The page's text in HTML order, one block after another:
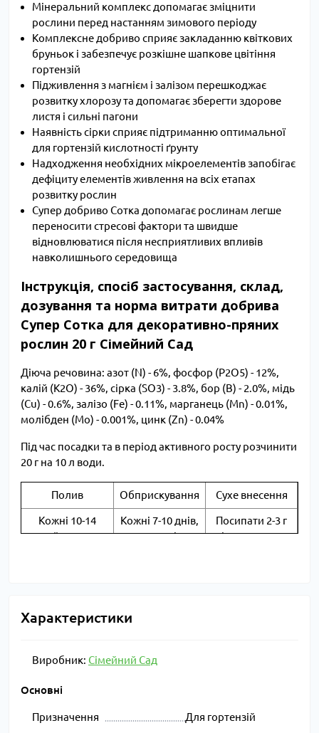
Мінеральний комплекс допомагає зміцнити
рослини перед настанням зимового періоду
Комплексне добриво сприяє закладанню квіткових
бруньок і забезпечує розкішне шапкове цвітіння
гортензій
Підживлення з магнієм і залізом перешкоджає
розвитку хлорозу та допомагає зберегти здорове
листя і сильні пагони
Наявність сірки сприяє підтриманню оптимальної
для гортензій кислотності ґрунту
Надходження необхідних мікроелементів запобігає
дефіциту елементів живлення на всіх етапах
розвитку рослин
Супер добриво Сотка допомагає рослинам легше
переносити стресові фактори та швидше
відновлюватися після несприятливих впливів
навколишнього середовища
Інструкція, спосіб застосування, склад,
дозування та норма витрати добрива
Супер Сотка для декоративно-пряних
рослин 20 г Сімейний Сад
Діюча речовина: азот (N) - 6%, фосфор (P2O5) - 12%,
калій (K2O) - 36%, сірка (SO3) - 3.8%, бор (B) - 2.0%, мідь
(Cu) - 0.6%, залізо (Fe) - 0.11%, марганець (Mn) - 0.01%,
молібден (Mo) - 0.001%, цинк (Zn) - 0.04%
Під час посадки та в період активного росту розчинити
20 г на 10 л води.
Полив Обприскування Сухе внесення
Кожні 10-14
дней, 3-5 л на
Кожні 7-10 днів,
10 л на декілька
Посипати 2-3 г
під кущ, рясно
Характеристики
Виробник: Сімейний Сад
Основні
Призначення Для гортензій